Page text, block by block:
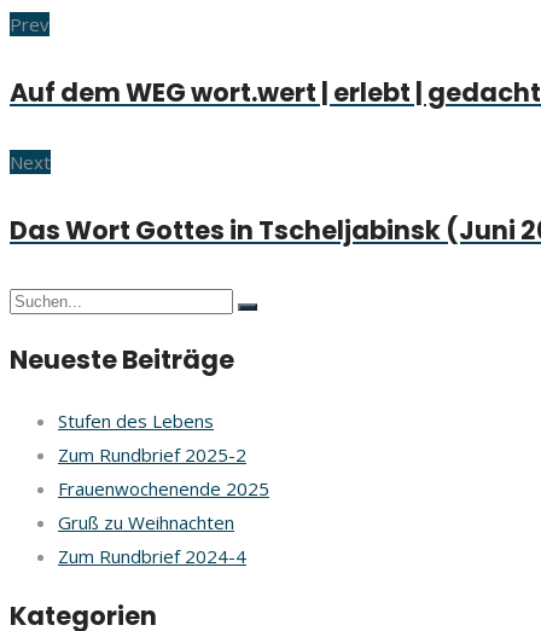
Prev
Auf dem WEG wort.wert | erlebt |
Next
Das Wort Gottes in Tscheljabinsk (Juni
Neueste Beiträge
Stufen des Lebens
Zum Rundbrief 2025-2
Frauenwochenende 2025
Gruß zu Weihnachten
Zum Rundbrief 2024-4
Kategorien